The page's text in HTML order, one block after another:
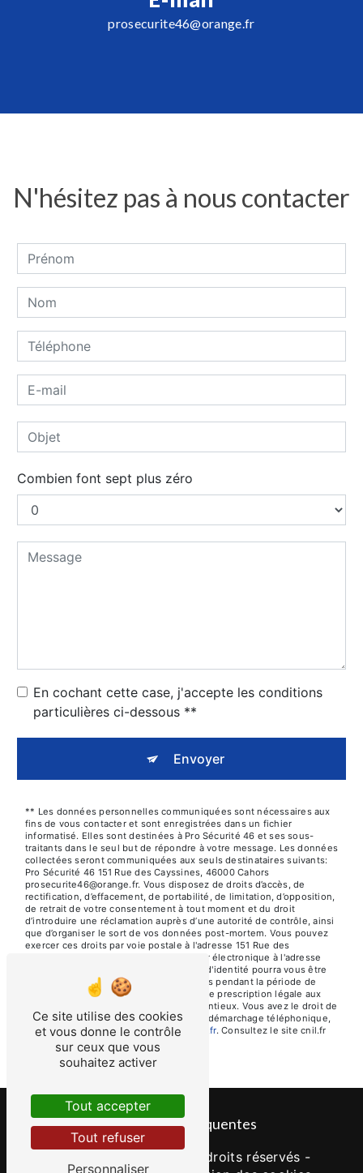
prosecurite46@orange.fr
N'hésitez pas à nous contacter
Combien font sept plus zéro
En cochant cette case, j'accepte les conditions
particulières ci-dessous **
Envoyer
** Les données personnelles communiquées sont nécessaires aux
fins de vous contacter et sont enregistrées dans un fichier
informatisé. Elles sont destinées à Pro Sécurité 46 et ses sous-
traitants dans le seul but de répondre à votre message. Les données
collectées seront communiquées aux seuls destinataires suivants:
Pro Sécurité 46 151 Rue des Cayssines, 46000 Cahors
prosecurite46@orange.fr. Vous disposez de droits d’accès, de
rectification, d’effacement, de portabilité, de limitation, d’opposition,
de retrait de votre consentement à tout moment et du droit
d’introduire une réclamation auprès d’une autorité de contrôle, ainsi
que d’organiser le sort de vos données post-mortem. Vous pouvez
exercer ces droits par voie postale à l'adresse 151 Rue des
Cayssines, 46000 Cahors ou par courrier électronique à l'adresse
prosecurite46@orange.fr. Un justificatif d'identité pourra vous être
demandé. Nous conservons vos données pendant la période de
prise de contact puis pendant la durée de prescription légale aux
fins probatoires et de gestion des contentieux. Vous avez le droit de
vous inscrire sur la liste d'opposition au démarchage téléphonique,
disponible à cette adresse:Bloctel.gouv.fr. Consultez le site cnil.fr
pour plus d’informations sur vos droits.
Recherches fréquentes
- 2026 - Tous droits réservés -
Ce site utilise des cookies
et vous donne le contrôle
sur ceux que vous
souhaitez activer
Tout accepter
Tout refuser
Personnaliser